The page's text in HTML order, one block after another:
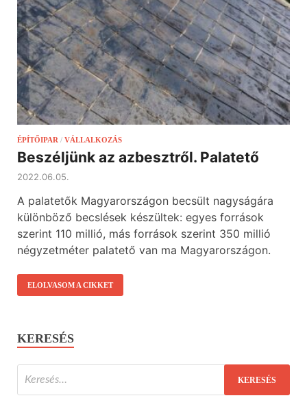
ÉPÍTŐIPAR / VÁLLALKOZÁS
Beszéljünk az azbesztről. Palatető
2022.06.05.
A palatetők Magyarországon becsült nagyságára
különböző becslések készültek: egyes források
szerint 110 millió, más források szerint 350 millió
négyzetméter palatető van ma Magyarországon.
ELOLVASOM A CIKKET
KERESÉS